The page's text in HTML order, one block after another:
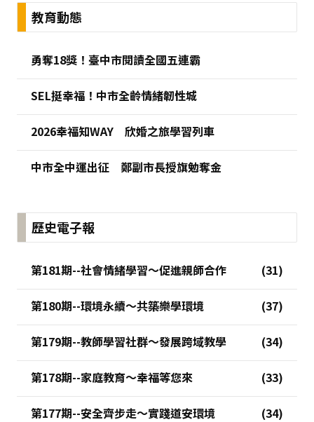
:::教育動態
勇奪18獎！臺中市閱讀全國五連霸
SEL挺幸福！中市全齡情緒韌性城
2026幸福知WAY 欣婚之旅學習列車
中市全中運出征 鄭副市長授旗勉奪金
歷史電子報
第181期--社會情緒學習～促進親師合作
第180期--環境永續～共築樂學環境
第179期--教師學習社群～發展跨域教學
第178期--家庭教育～幸福等您來
第177期--安全齊步走～實踐道安環境